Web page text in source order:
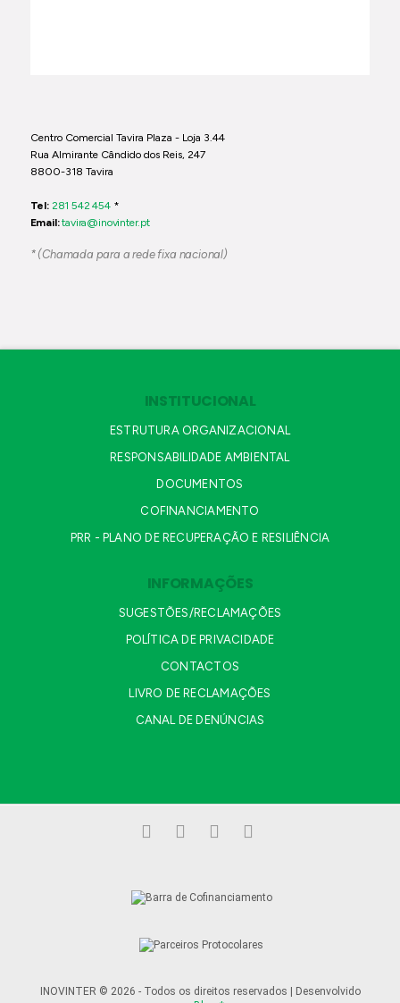
Centro Comercial Tavira Plaza - Loja 3.44
Rua Almirante Cândido dos Reis, 247
8800-318 Tavira
Tel: 281 542 454*
Email: tavira@inovinter.pt
* (Chamada para a rede fixa nacional)
INSTITUCIONAL
ESTRUTURA ORGANIZACIONAL
RESPONSABILIDADE AMBIENTAL
DOCUMENTOS
COFINANCIAMENTO
PRR - PLANO DE RECUPERAÇÃO E RESILIÊNCIA
INFORMAÇÕES
SUGESTÕES/RECLAMAÇÕES
POLÍTICA DE PRIVACIDADE
CONTACTOS
LIVRO DE RECLAMAÇÕES
CANAL DE DENÚNCIAS
INOVINTER © 2026 - Todos os direitos reservados | Desenvolvido